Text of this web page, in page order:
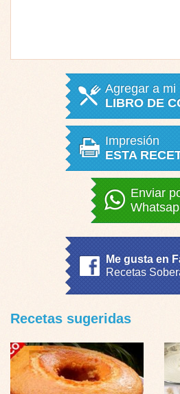
Agregar a mi
LIBRO DE
Impresión
ESTA
Enviar
Me gusta en
Recetas
Recetas sugeridas